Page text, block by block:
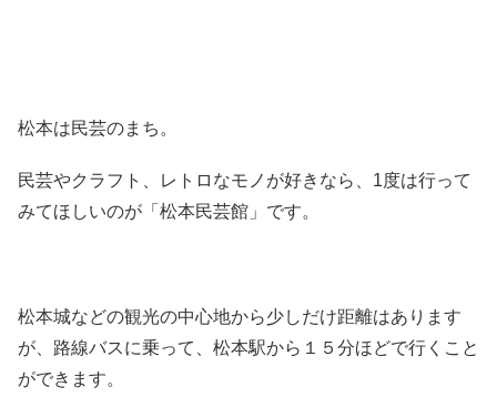
松本は民芸のまち。
民芸やクラフト、レトロなモノが好きなら、1度は行って
みてほしいのが「松本民芸館」です。
松本城などの観光の中心地から少しだけ距離はあります
が、路線バスに乗って、松本駅から１５分ほどで行くこと
ができます。